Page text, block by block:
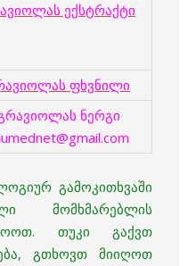
ექსტრაქტი
ფხვნილი
ნერგი
გამოკითხვაში
თუკი გაქვთ
გთხოვთ მიიღოთ